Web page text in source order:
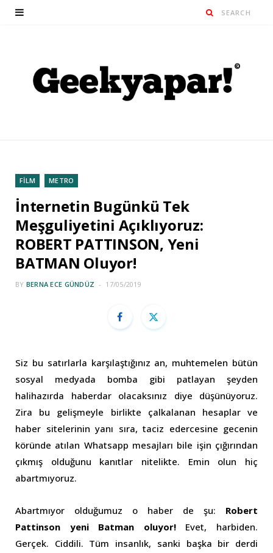
FİLM METRO
İnternetin Bugünkü Tek
Meşguliyetini Açıklıyoruz:
ROBERT PATTINSON, Yeni
BATMAN Oluyor!
BY BERNA ECE GÜNDÜZ 17/05/2019
Siz bu satırlarla karşılaştığınız an, muhtemelen bütün
sosyal medyada bomba gibi patlayan şeyden
halihazırda haberdar olacaksınız diye düşünüyoruz.
Zira bu gelişmeyle birlikte çalkalanan hesaplar ve
haber sitelerinin yanı sıra, taciz edercesine gecenin
köründe atılan Whatsapp mesajları bile işin çığırından
çıkmış olduğunu kanıtlar nitelikte. Emin olun hiç
abartmıyoruz.
Abartmıyor olduğumuz o haber de şu: Robert
Pattinson yeni Batman oluyor! Evet, harbiden.
Gerçek. Ciddili. Tüm insanlık, sanki başka bir derdi